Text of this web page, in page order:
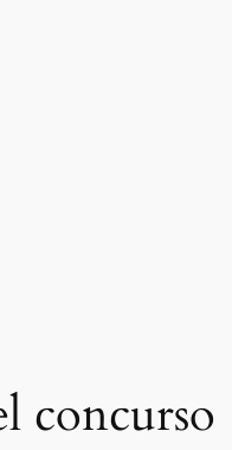
concurso